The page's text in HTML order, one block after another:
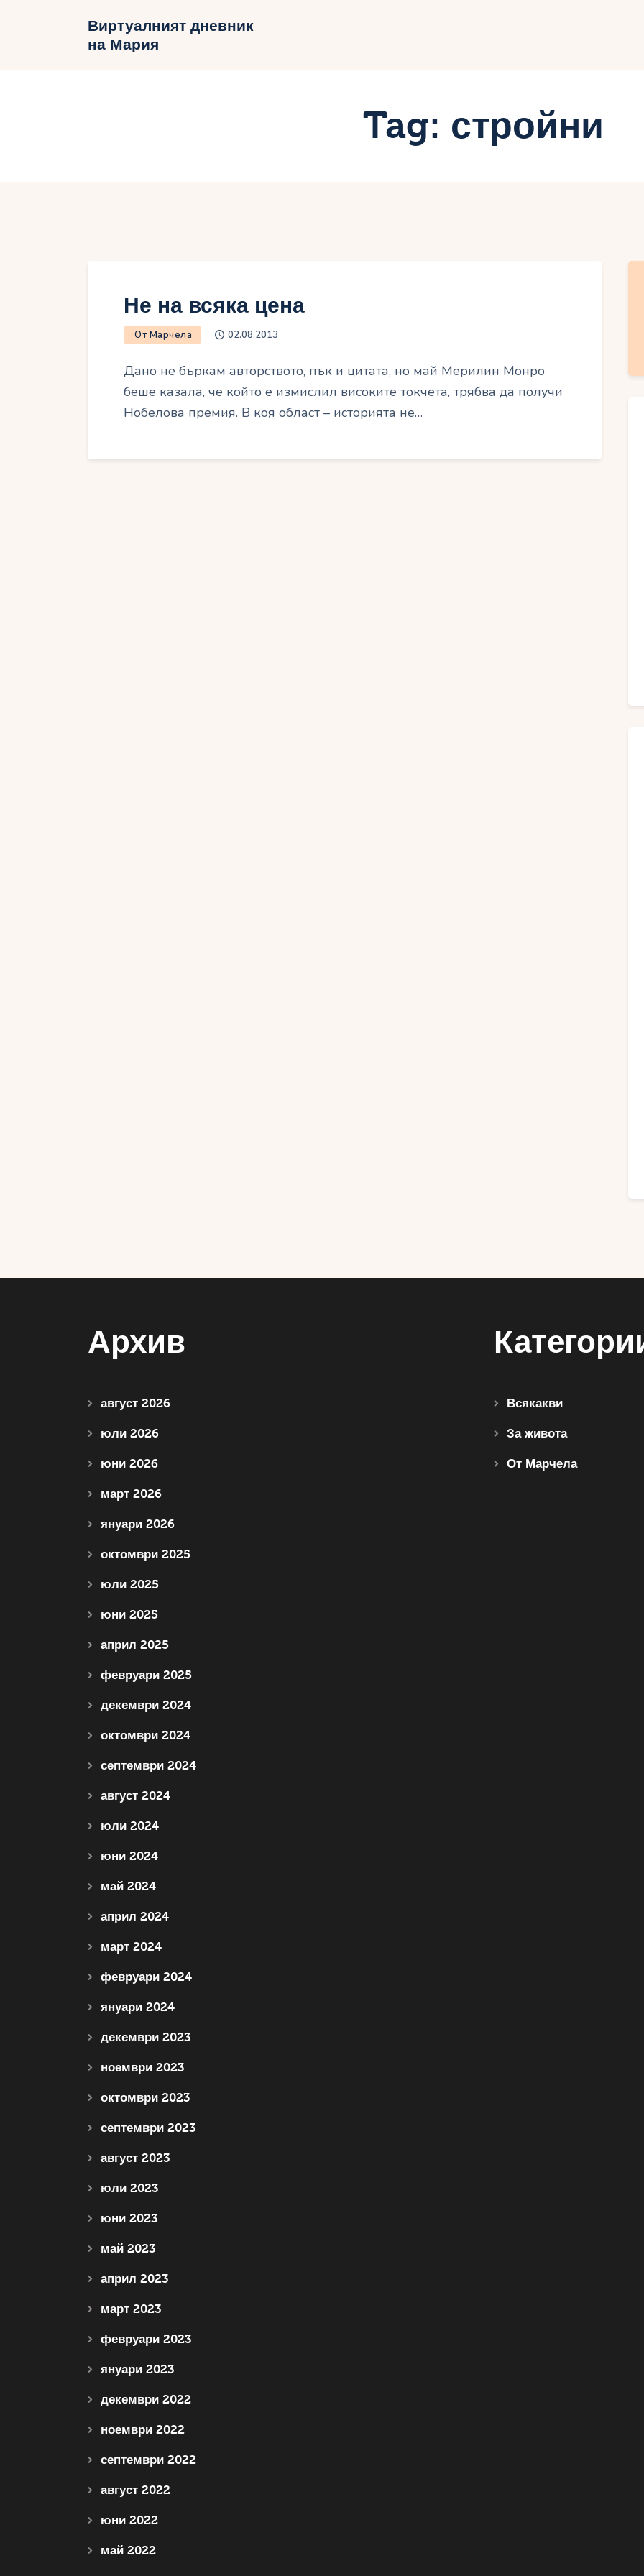
Виртуалният дневник
на Мария
Tag: стройни
Виртуалният дневник на
Не на всяка цена
От Марчела 02.08.2013
Дано не бъркам авторството, пък и цитата, но май Мерилин Монро
беше казала, че който е измислил високите токчета, трябва да получи
Нобелова премия. В коя област – историята не…
Архив
август 2026
юли 2026
юни 2026
март 2026
януари 2026
октомври 2025
юли 2025
юни 2025
април 2025
февруари 2025
декември 2024
октомври 2024
септември 2024
август 2024
юли 2024
юни 2024
май 2024
април 2024
март 2024
февруари 2024
януари 2024
декември 2023
ноември 2023
октомври 2023
септември 2023
август 2023
юли 2023
юни 2023
май 2023
април 2023
март 2023
февруари 2023
януари 2023
декември 2022
ноември 2022
септември 2022
август 2022
юни 2022
май 2022
Всякакви
За живота
От Марчела